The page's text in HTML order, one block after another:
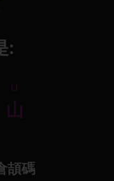
:
u
山
頡碼